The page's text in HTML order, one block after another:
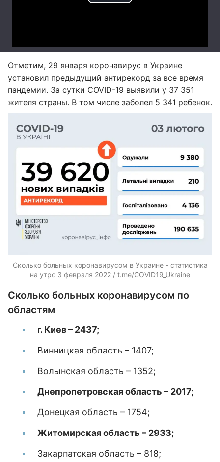
Отметим, 29 января коронавирус в Украине
установил предыдущий антирекорд за все время
пандемии. За сутки COVID-19 выявили у 37 351
жителя страны. В том числе заболел 5 341 ребенок.
Сколько больных коронавирусом в Украине - статистика
на утро 3 февраля 2022 / t.me/COVID19_Ukraine
Сколько больных коронавирусом по
областям
г. Киев – 2437;
Винницкая область – 1407;
Волынская область – 1352;
Днепропетровская область – 2017;
Донецкая область – 1754;
Житомирская область – 2933;
Закарпатская область – 818;